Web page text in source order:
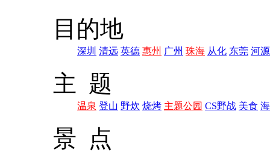
目的地
深圳 清远 英德 惠州 广州 珠海 从化 东莞 河源
主 题
温泉 登山 野炊 烧烤 主题公园 CS野战 美食
景 点